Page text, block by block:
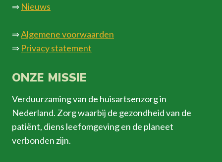
⇒ Nieuws
⇒Algemene voorwaarden
⇒ Privacy statement
ONZE MISSIE
Verduurzaming van de huisartsenzorg in
Nederland. Zorg waarbij de gezondheid van de
patiënt, diens leefomgeving en de planeet
verbonden zijn.